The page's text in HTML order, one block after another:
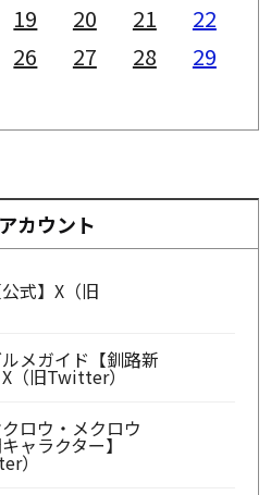
19 20 21
22
26 27 28
29
カウント
式】X（旧
メガイド【釧路新
（旧Twitter）
クロウ・メクロウ
ャラクター】
）